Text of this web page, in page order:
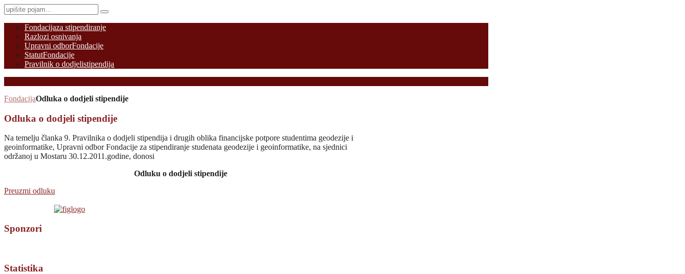
Fondacijaza stipendiranje
Razlozi osnivanja
Upravni odborFondacije
StatutFondacije
Pravilnik o dodjelistipendija
FondacijaOdluka o dodjeli stipendije
Odluka o dodjeli stipendije
Na temelju članka 9. Pravilnika o dodjeli stipendija i drugih oblika financijske potpore studentima geodezije i
geoinformatike, Upravni odbor Fondacije za stipendiranje studenata geodezije i geoinformatike, na sjednici
održanoj u Mostaru 30.12.2011.godine, donosi
Odluku o dodjeli stipendije
Preuzmi odluku
Sponzori
Statistika